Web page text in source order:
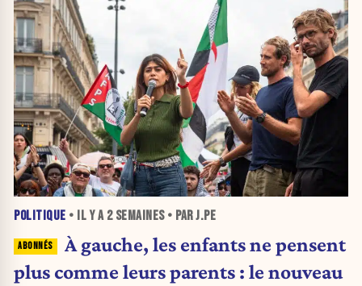
POLITIQUE • IL Y A 2 SEMAINES• PAR J.PE
À gauche, les enfants ne pensent
plus comme leurs parents : le nouveau